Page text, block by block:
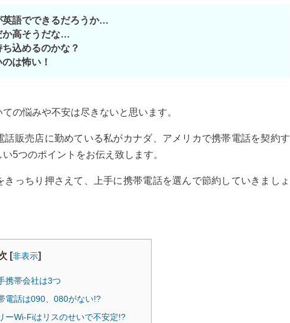
英語でできるだろうか…
か高そうだな…
込めるのかな？
は怖い！
の悩みや不安は尽きないと思います。
話販売店に勤めている私がカナダ、アメリカで携帯電話を契約す
5つのポイントをお伝え致します。
っちり押さえて、上手に携帯電話を選んで節約していきましょ
[非表示]
携帯会社は3つ
電話は090、080がない!?
ーWi-Fiはリスのせいで不安定!?